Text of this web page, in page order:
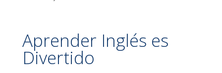
Aprender Inglés es
Divertido